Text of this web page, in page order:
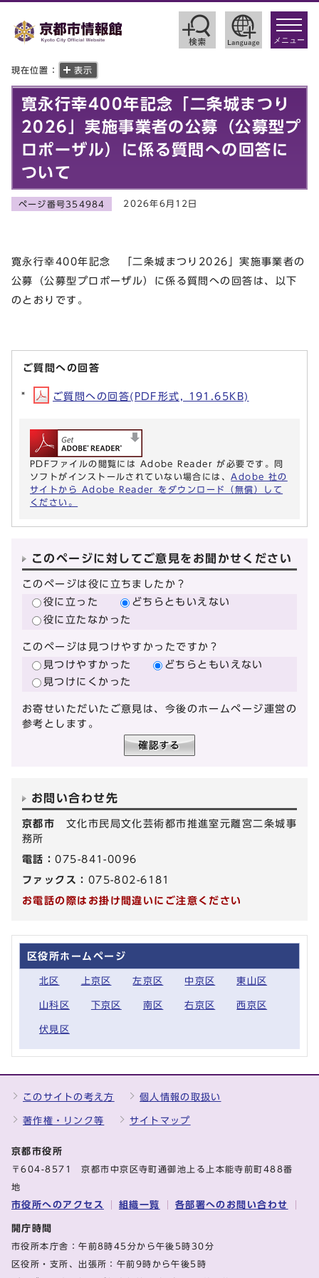
toggle
メニュー
現在位置： 表示
寛永行幸400年記念「二条城まつり
2026」実施事業者の公募（公募型プ
ロポーザル）に係る質問への回答に
ついて
ページ番号354984 2026年6月12日
寛永行幸400年記念 「二条城まつり2026」実施事業者の
公募（公募型プロポーザル）に係る質問への回答は、以下
のとおりです。
ご質問への回答
ご質問への回答(PDF形式, 191.65KB)
PDFファイルの閲覧には Adobe Reader が必要です。同
ソフトがインストールされていない場合には、 Adobe 社の
サイトから Adobe Reader をダウンロード（無償）して
ください。
このページに対してご意見をお聞かせください
このページは役に立ちましたか？
役に立った
どちらともいえない
役に立たなかった
このページは見つけやすかったですか？
見つけやすかった
どちらともいえない
見つけにくかった
お寄せいただいたご意見は、今後のホームページ運営の
参考とします。
お問い合わせ先
京都市 文化市民局文化芸術都市推進室元離宮二条城事
務所
電話：075-841-0096
ファックス： 075-802-6181
お電話の際はお掛け間違いにご注意ください
区役所ホームページ
北区 上京区 左京区 中京区 東山区
山科区 下京区 南区 右京区 西京区
伏見区
このサイトの考え方 個人情報の取扱い
著作権・リンク等 サイトマップ
京都市役所
〒604-8571 京都市中京区寺町通御池上る上本能寺前町488番
地
市役所へのアクセス 組織一覧 各部署へのお問い合わせ
開庁時間
市役所本庁舎：午前8時45分から午後5時30分
区役所・支所、出張所：午前9時から午後5時